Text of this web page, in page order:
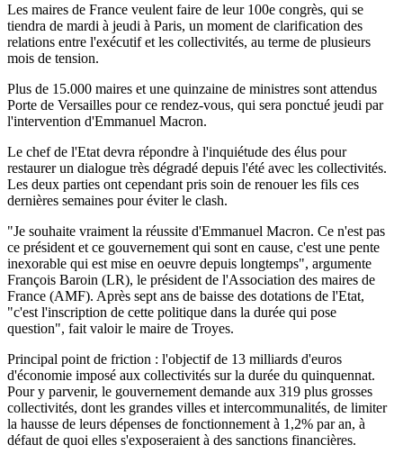
Les maires de France veulent faire de leur 100e congrès, qui se
tiendra de mardi à jeudi à Paris, un moment de clarification des
relations entre l'exécutif et les collectivités, au terme de plusieurs
mois de tension.
Plus de 15.000 maires et une quinzaine de ministres sont attendus
Porte de Versailles pour ce rendez-vous, qui sera ponctué jeudi par
l'intervention d'Emmanuel Macron.
Le chef de l'Etat devra répondre à l'inquiétude des élus pour
restaurer un dialogue très dégradé depuis l'été avec les collectivités.
Les deux parties ont cependant pris soin de renouer les fils ces
dernières semaines pour éviter le clash.
"Je souhaite vraiment la réussite d'Emmanuel Macron. Ce n'est pas
ce président et ce gouvernement qui sont en cause, c'est une pente
inexorable qui est mise en oeuvre depuis longtemps", argumente
François Baroin (LR), le président de l'Association des maires de
France (AMF). Après sept ans de baisse des dotations de l'Etat,
"c'est l'inscription de cette politique dans la durée qui pose
question", fait valoir le maire de Troyes.
Principal point de friction : l'objectif de 13 milliards d'euros
d'économie imposé aux collectivités sur la durée du quinquennat.
Pour y parvenir, le gouvernement demande aux 319 plus grosses
collectivités, dont les grandes villes et intercommunalités, de limiter
la hausse de leurs dépenses de fonctionnement à 1,2% par an, à
défaut de quoi elles s'exposeraient à des sanctions financières.